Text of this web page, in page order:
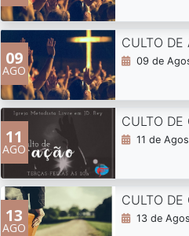
09
AGO
CULTO DE
09 de
11
AGO
CULTO DE
11 de
13
AGO
CULTO DE
13 de